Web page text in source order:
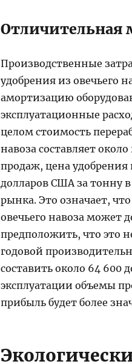
Производственные
удобрения из овечьего
амортизацию
эксплуатационные
целом стоимость
навоза составляет
продаж, цена удобрения
долларов США за тонну
рынка. Это означает,
овечьего навоза может
предположить, что это
годовой
составить около 64 600
эксплуатации объемы
прибыль будет более